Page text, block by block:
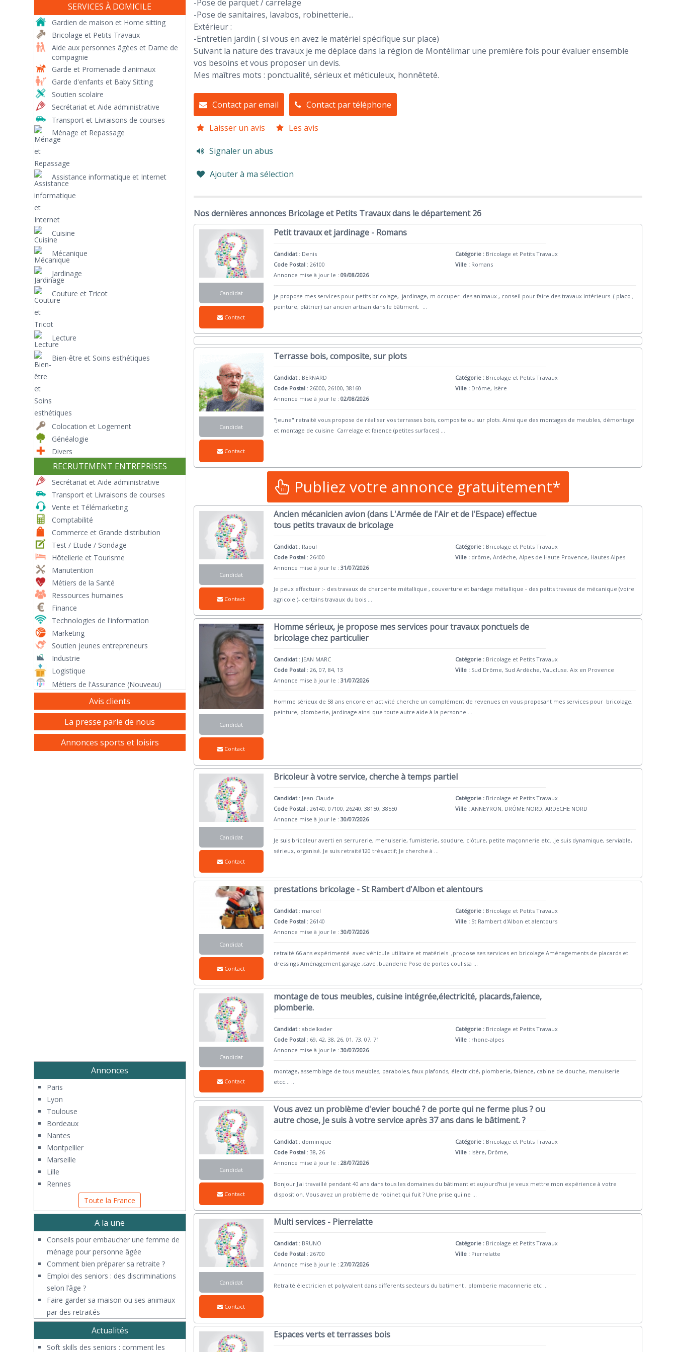
-Pose de parquet / carrelage
-Pose de sanitaires, lavabos, robinetterie...
Extérieur :
-Entretien jardin ( si vous en avez le matériel spécifique sur place)
Suivant la nature des travaux je me déplace dans la région de Montélimar une première fois pour évaluer ensemble
vos besoins et vous proposer un devis.
Mes maîtres mots : ponctualité, sérieux et méticuleux, honnêteté.
Contact par email Contact par téléphone
Laisser un avis Les avis
Signaler un abus
Ajouter à ma sélection
Nos dernières annonces Bricolage et Petits Travaux dans le département 26
Candidat
Contact
Petit travaux et jardinage - Romans
Candidat : Denis
Code Postal : 26100
Annonce mise à jour le :09/08/2026
Catégorie : Bricolage et Petits Travaux
Ville : Romans
je propose mes services pour petits bricolage, jardinage, m occuper des animaux , conseil pour faire des travaux intérieurs ( placo ,
peinture, plâtrier) car ancien artisan dans le bâtiment. ...
Candidat
Contact
Terrasse bois, composite, sur plots
Candidat : BERNARD
Code Postal : 26000, 26100, 38160
Annonce mise à jour le :02/08/2026
Catégorie : Bricolage et Petits Travaux
Ville : Drôme, Isère
"Jeune" retraité vous propose de réaliser vos terrasses bois, composite ou sur plots. Ainsi que des montages de meubles, démontage
et montage de cuisine Carrelage et faïence (petites surfaces)
Publiez votre annonce gratuitement*
Candidat
Contact
Ancien mécanicien avion (dans L'Armée de l'Air et de l'Espace) effectue
tous petits travaux de bricolage
Candidat : Raoul
Code Postal : 26400
Annonce mise à jour le :31/07/2026
Catégorie : Bricolage et Petits Travaux
Ville : drôme, Ardèche, Alpes de Haute Provence, Hautes Alpes
Je peux effectuer :- des travaux de charpente métallique , couverture et bardage métallique - des petits travaux de mécanique (voire
agricole )- certains travaux du bois ...
Candidat
Contact
Homme sérieux, je propose mes services pour travaux ponctuels de
bricolage chez particulier
Candidat : JEAN MARC
Code Postal : 26, 07, 84, 13
Annonce mise à jour le :31/07/2026
Catégorie : Bricolage et Petits Travaux
Ville : Sud Drôme, Sud Ardèche, Vaucluse. Aix en Provence
Homme sérieux de 58 ans encore en activité cherche un complément de revenues en vous proposant mes services pour bricolage,
peinture, plomberie, jardinage ainsi que toute autre aide à la personne
Candidat
Contact
Bricoleur à votre service, cherche à temps partiel
Candidat : Jean-Claude
Code Postal : 26140, 07100, 26240, 38150, 38550
Annonce mise à jour le :30/07/2026
Catégorie : Bricolage et Petits Travaux
Ville : ANNEYRON, DRÔME NORD, ARDECHE NORD
Je suis bricoleur averti en serrurerie, menuiserie, fumisterie, soudure, clôture, petite maçonnerie etc...je suis dynamique, serviable,
sérieux, organisé. Je suis retraité120 très actif; Je cherche à
Candidat
Contact
prestations bricolage - St Rambert d'Albon et alentours
Candidat : marcel
Code Postal : 26140
Annonce mise à jour le :30/07/2026
Catégorie : Bricolage et Petits Travaux
Ville : St Rambert d'Albon et alentours
retraité 66 ans expérimenté avec véhicule utilitaire et matériels ,propose ses services en bricolage Aménagements de placards et
dressings Aménagement garage ,cave ,buanderie Pose de portes coulissa
Candidat
Contact
montage de tous meubles, cuisine intégrée,électricité, placards,faience,
plomberie.
Candidat :abdelkader
Code Postal : 69, 42, 38, 26, 01, 73, 07, 71
Annonce mise à jour le :30/07/2026
Catégorie : Bricolage et Petits Travaux
Ville : rhone-alpes
montage, assemblage de tous meubles, paraboles, faux plafonds, électricité, plomberie, faience, cabine de douche, menuiserie
etcc... ...
Candidat
Contact
Vous avez un problème d'evier bouché ? de porte qui ne ferme plus ? ou
autre chose, Je suis à votre service après 37 ans dans le bâtiment. ?
Candidat : dominique
Code Postal : 38, 26
Annonce mise à jour le :28/07/2026
Catégorie : Bricolage et Petits Travaux
Ville : Isère, Drôme,
Bonjour.J'ai travaillé pendant 40 ans dans tous les domaines du bâtiment et aujourd'hui je veux mettre mon expérience à votre
disposition. Vous avez un problème de robinet qui fuit ? Une prise qui ne ...
Candidat
Contact
Multi services - Pierrelatte
Candidat : BRUNO
Code Postal : 26700
Annonce mise à jour le :27/07/2026
Catégorie : Bricolage et Petits Travaux
Ville : Pierrelatte
Retraité èlectricien et polyvalent dans differents secteurs du batiment , plomberie maconnerie etc
Espaces verts et terrasses bois
SERVICES À DOMICILE
Gardien de maison et Home sitting
Bricolage et Petits Travaux
Aide aux personnes âgées et Dame de
compagnie
Garde et Promenade d'animaux
Garde d'enfants et Baby Sitting
Soutien scolaire
Secrétariat et Aide administrative
Transport et Livraisons de courses
Ménage et Repassage
Assistance informatique et Internet
Cuisine
Mécanique
Jardinage
Couture et Tricot
Lecture
Bien-être et Soins esthétiques
Colocation et Logement
Généalogie
Divers
RECRUTEMENT ENTREPRISES
Secrétariat et Aide administrative
Transport et Livraisons de courses
Vente et Télémarketing
Comptabilité
Commerce et Grande distribution
Test / Etude / Sondage
Hôtellerie et Tourisme
Manutention
Métiers de la Santé
Ressources humaines
Finance
Technologies de l'information
Marketing
Soutien jeunes entrepreneurs
Industrie
Logistique
Métiers de l'Assurance (Nouveau)
Avis clients
La presse parle de nous
Annonces sports et loisirs
Annonces
Paris
Lyon
Toulouse
Bordeaux
Nantes
Montpellier
Marseille
Lille
Rennes
Toute la France
A la une
Conseils pour embaucher une femme de
ménage pour personne âgée
Comment bien préparer sa retraite ?
Emploi des seniors : des discriminations
selon l’âge ?
Faire garder sa maison ou ses animaux
par des retraités
Actualités
Soft skills des seniors : comment les